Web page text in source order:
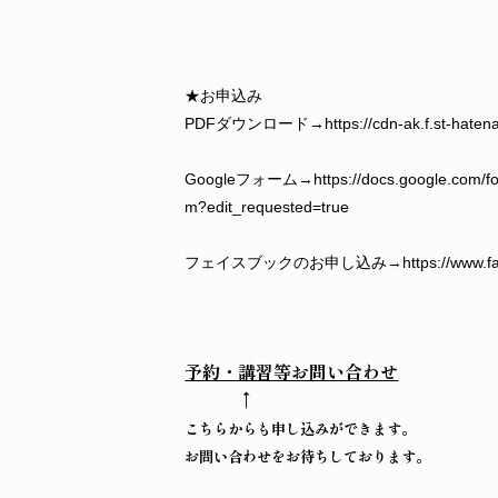
★お申込み
PDFダウンロード→ https://cdn-ak.f.st-
Googleフォーム→ https://docs.google.com/
m?edit_requested=true
フェイスブックのお申し込み→ https://
予約・講習等お問い合わせ
↑
こちらからも申し込みができます。
お問い合わせをお待ちしております。